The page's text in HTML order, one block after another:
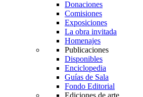
Donaciones
Comisiones
Exposiciones
La obra invitada
Homenajes
Publicaciones
Disponibles
Enciclopedia
Guías de Sala
Fondo Editorial
Ediciones de arte